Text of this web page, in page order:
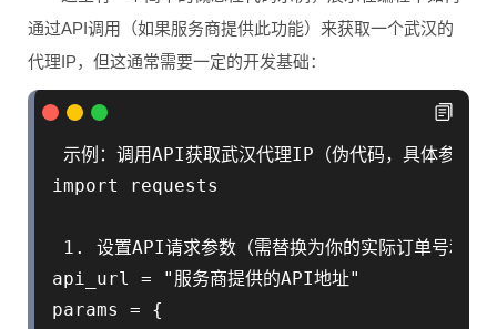
通过API调用（如果服务商提供此功能）来获取一个武汉的
代理IP，但这通常需要一定的开发基础：
示例：调用API获取武汉代理IP（伪代码，具体参数需
import requests
1. 设置API请求参数（需替换为你的实际订单号和密
api_url = "服务商提供的API地址"
params = {